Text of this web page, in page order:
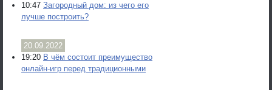
10:47 Загородный дом: из чего его
лучше построить?
20.09.2022
19:20 В чём состоит преимущество
онлайн-игр перед традиционными